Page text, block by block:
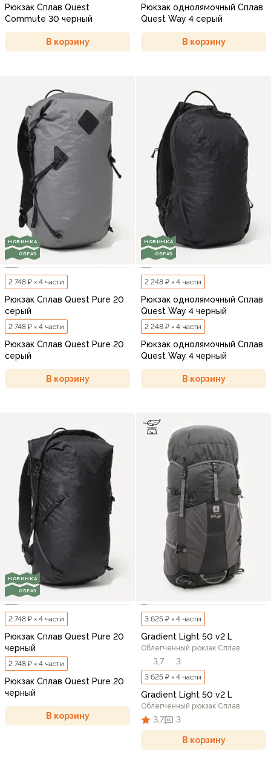
Рюкзак Сплав Quest
Commute 30 черный
В корзину
Рюкзак однолямочный Сплав
Quest Way 4 серый
В корзину
НОВИНКА
ОБРАЗ
2 748 ₽ × 4 части
Рюкзак Сплав Quest Pure 20
серый
2 748 ₽ × 4 части
Рюкзак Сплав Quest Pure 20
серый
В корзину
НОВИНКА
ОБРАЗ
2 248 ₽ × 4 части
Рюкзак однолямочный Сплав
Quest Way 4 черный
2 248 ₽ × 4 части
Рюкзак однолямочный Сплав
Quest Way 4 черный
В корзину
НОВИНКА
ОБРАЗ
2 748 ₽ × 4 части
Рюкзак Сплав Quest Pure 20
черный
2 748 ₽ × 4 части
Рюкзак Сплав Quest Pure 20
черный
В корзину
3 625 ₽ × 4 части
Gradient Light 50 v2 L
Облегченный рюкзак Сплав
3,7 3
3 625 ₽ × 4 части
Gradient Light 50 v2 L
Облегченный рюкзак Сплав
3,7 3
В корзину